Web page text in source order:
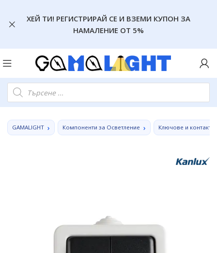
GAMALIGHT Компоненти за Осветление Ключове и контакти
ХЕЙ ТИ! РЕГИСТРИРАЙ СЕ И ВЗЕМИ КУПОН ЗА
НАМАЛЕНИЕ ОТ 5%